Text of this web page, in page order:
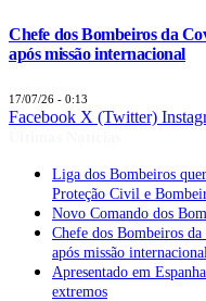
Chefe dos Bombeiros da
após missão internacional
17/07/26 - 0:13
Facebook X (Twitter)
Liga dos Bombeiros
Proteção Civil e
Novo Comando dos
Chefe dos Bombeiros
após missão internacional
Apresentado em
extremos